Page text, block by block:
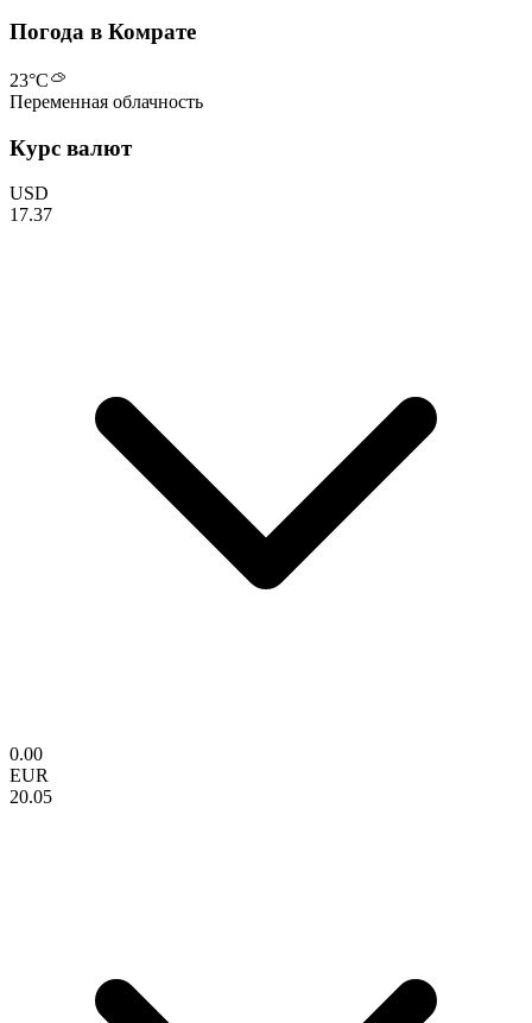
Погода в Комрате
23°C
Переменная облачность
Курс валют
USD
17.37
0.00
EUR
20.05